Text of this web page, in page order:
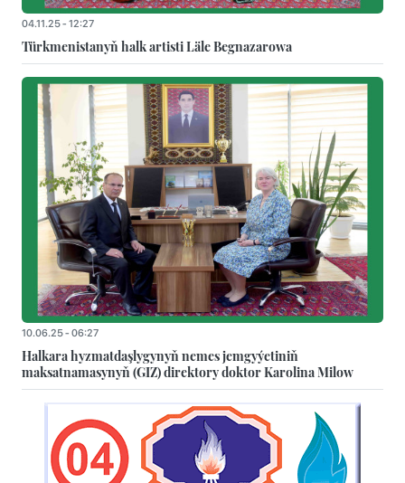
04.11.25 - 12:27
Türkmenistanyň halk artisti Läle Begnazarowa
10.06.25 - 06:27
Halkara hyzmatdaşlygynyň nemes jemgyýetiniň
maksatnamasynyň (GIZ) direktory doktor Karolina Milow